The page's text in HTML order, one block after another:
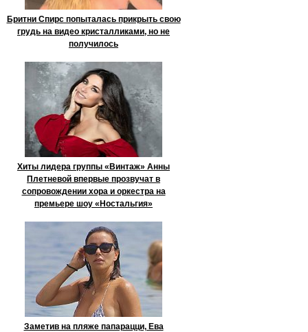
Бритни Спирс попыталась прикрыть свою
грудь на видео кристалликами, но не
получилось
Хиты лидера группы «Винтаж» Анны
Плетневой впервые прозвучат в
сопровождении хора и оркестра на
премьере шоу «Ностальгия»
Заметив на пляже папарацци, Ева